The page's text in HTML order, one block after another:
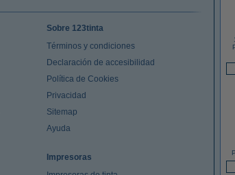
Sobre 123tinta
Términos y condiciones
Declaración de accesibilidad
Política de Cookies
Privacidad
Sitemap
Ayuda
Impresoras